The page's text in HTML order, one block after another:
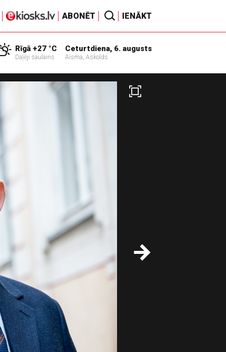
ABONĒT IENĀKT
Rīgā +27 °C
Daļēji saulains
Ceturtdiena, 6. augusts
Aisma, Askolds